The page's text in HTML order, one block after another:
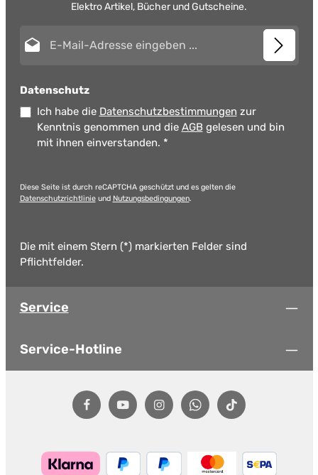
Elektro Artikel, Bücher und Gutscheine.
Datenschutz
Ich habe die Datenschutzbestimmungen zur
Kenntnis genommen und die AGB gelesen und bin
mit ihnen einverstanden. *
Diese Seite ist durch reCAPTCHA geschützt und es gelten die
Datenschutzrichtlinieund Nutzungsbedingungen.
Die mit einem Stern (*) markierten Felder sind
Pflichtfelder.
Service
Service-Hotline